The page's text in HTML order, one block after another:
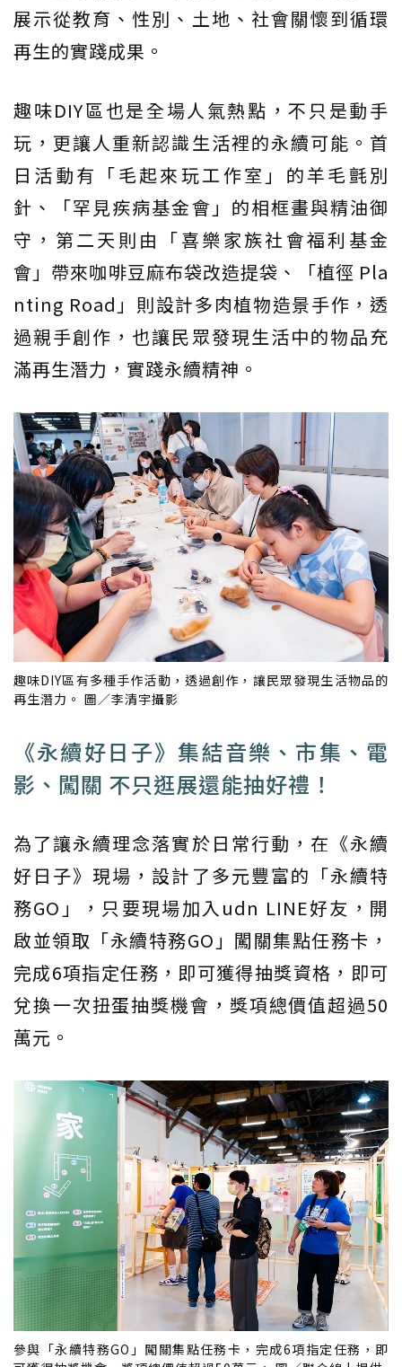
展示從教育、性別、土地、社會關懷到循環
再生的實踐成果。
趣味DIY區也是全場人氣熱點，不只是動手
玩，更讓人重新認識生活裡的永續可能。首
日活動有「毛起來玩工作室」的羊毛氈別
針、「罕見疾病基金會」的相框畫與精油御
守，第二天則由「喜樂家族社會福利基金
會」帶來咖啡豆麻布袋改造提袋、「植徑 Pla
nting Road」則設計多肉植物造景手作，透
過親手創作，也讓民眾發現生活中的物品充
滿再生潛力，實踐永續精神。
趣味DIY區有多種手作活動，透過創作，讓民眾發現生活物品的
再生潛力。 圖／李清宇攝影
《永續好日子》集結音樂、市集、電
影、闖關 不只逛展還能抽好禮！
為了讓永續理念落實於日常行動，在《永續
好日子》現場，設計了多元豐富的「永續特
務GO」，只要現場加入udn LINE好友，開
啟並領取「永續特務GO」闖關集點任務卡，
完成6項指定任務，即可獲得抽獎資格，即可
兌換一次扭蛋抽獎機會，獎項總價值超過50
萬元。
參與「永續特務GO」闖關集點任務卡，完成6項指定任務，即